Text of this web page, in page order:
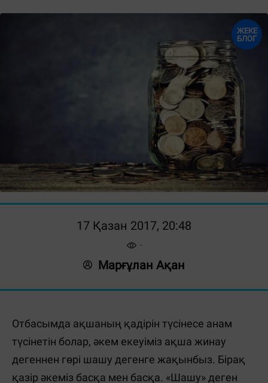
ЖЕКЕ
БЛОГ
17 Қазан 2017, 20:48
Марғұлан Ақан
Отбасымда ақшаның қадірін түсінесе анам
түсінетін болар, әкем екеуіміз ақша жинау
дегеннен гөрі шашу дегенге жақынбыз. Бірақ
қазір әкеміз басқа мен басқа. «Шашу» деген